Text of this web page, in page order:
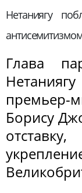
Нетаниягу
Глава
премьер-
Борису